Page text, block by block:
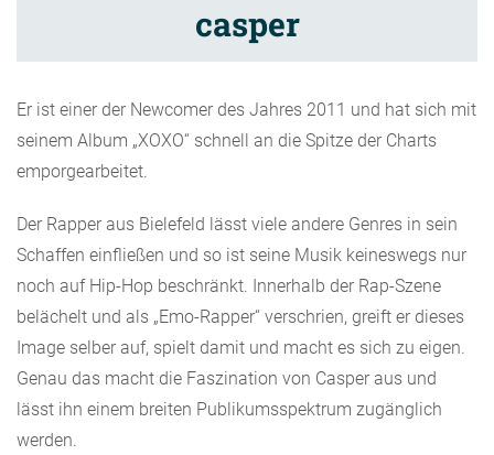
casper
Er ist einer der Newcomer des Jahres 2011 und hat sich mit
seinem Album „XOXO“ schnell an die Spitze der Charts
emporgearbeitet.
Der Rapper aus Bielefeld lässt viele andere Genres in sein
Schaffen einfließen und so ist seine Musik keineswegs nur
noch auf Hip-Hop beschränkt. Innerhalb der Rap-Szene
belächelt und als „Emo-Rapper“ verschrien, greift er dieses
Image selber auf, spielt damit und macht es sich zu eigen.
Genau das macht die Faszination von Casper aus und
lässt ihn einem breiten Publikumsspektrum zugänglich
werden.